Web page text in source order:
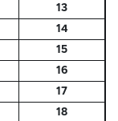
13
14
15
16
17
18